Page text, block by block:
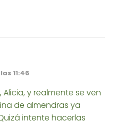
11:46
y realmente se ven
de almendras ya
intente hacerlas